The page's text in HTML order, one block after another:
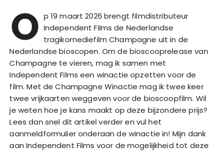
O p 19 maart 2026 brengt filmdistributeur
Independent Films de Nederlandse
tragikomediefilm Champagne uit in de
Nederlandse bioscopen. Om de bioscooprelease van
Champagne te vieren, mag ik samen met
Independent Films een winactie opzetten voor de
film. Met de Champagne Winactie mag ik twee keer
twee vrijkaarten weggeven voor de bioscoopfilm. Wil
je weten hoe je kans maakt op deze bijzondere prijs?
Lees dan snel dit artikel verder en vul het
aanmeldformulier onderaan de winactie in! Mijn dank
aan Independent Films voor de mogelijkheid tot deze